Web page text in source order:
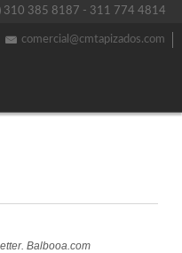
310 385 8187 - 311 774 4814
comercial@cmtapizados.com
Balbooa.com